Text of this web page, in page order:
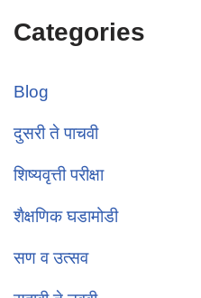
Categories
Blog
दुसरी ते पाचवी
शिष्यवृत्ती परीक्षा
शैक्षणिक घडामोडी
सण व उत्सव